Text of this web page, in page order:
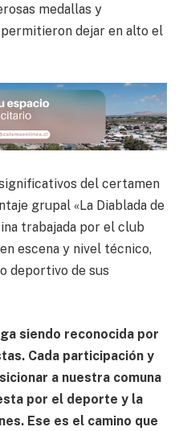
medallas y
dejar en alto el
del certamen
grupal «La Diablada de
trabajada por el club
escena y nivel técnico,
deportivo de sus
siendo reconocida por
Cada participación y
a nuestra comuna
por el deporte y la
Ese es el camino que